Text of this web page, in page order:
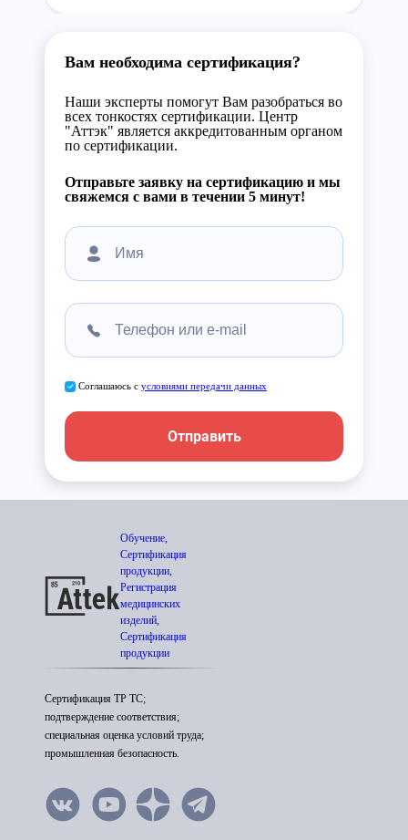
Вам необходима сертификация?
Наши эксперты помогут Вам разобраться во
всех тонкостях сертификации. Центр
"Аттэк" является аккредитованным органом
по сертификации.
Отправьте заявку на сертификацию и мы
свяжемся с вами в течении 5 минут!
Соглашаюсь с условиями передачи данных
Отправить
Обучение,
Сертификация
продукции,
Регистрация
медицинских
изделий,
Сертификация
продукции
Сертификация ТР ТС;
подтверждение соответствия;
специальная оценка условий труда;
промышленная безопасность.